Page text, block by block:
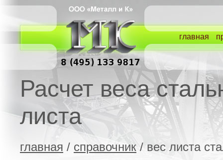
главная
Расчет веса
листа
главная / справочник / вес листа